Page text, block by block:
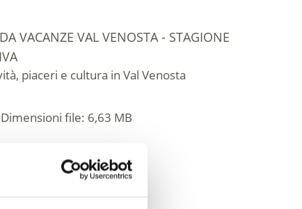
VACANZE VAL VENOSTA - STAGIONE
piaceri e cultura in Val Venosta
Dimensioni file: 6,63 MB
download »